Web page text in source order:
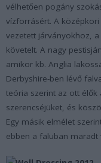
vélhetően pogány
vízforrásért. A
vezetett járványokhoz,
követelt. A nagy
amikor kb. Anglia
Derbyshire-ben lévő
teória szerint az ott
szerencséjüket, és
Egy másik elmélet
ebben a faluban maradt